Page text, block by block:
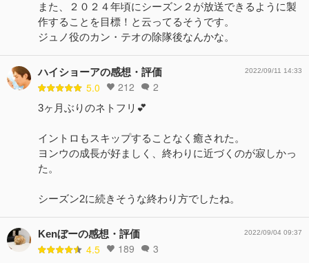
また、２０２４年頃にシーズン２が放送できるように製
作することを目標！と云ってるそうです。
ジュノ役のカン・テオの除隊後なんかな。
ハイショーアの感想・評価
5.0 212 2
2022/09/11 14:33
3ヶ月ぶりのネトフリ💕
イントロもスキップすることなく癒された。
ヨンウの成長が好ましく、終わりに近づくのが寂しかっ
た。
シーズン2に続きそうな終わり方でしたね。
Kenぼーの感想・評価
4.5 189 3
2022/09/04 09:37